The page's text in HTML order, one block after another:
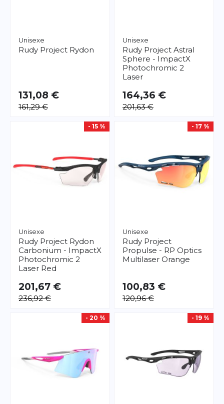
Unisexe
Rudy Project Rydon
131,08 €
161,29 €
Unisexe
Rudy Project Astral
Sphere - ImpactX
Photochromic 2
Laser
164,36 €
201,63 €
- 15 %
Unisexe
Rudy Project Rydon
Carbonium - ImpactX
Photochromic 2
Laser Red
201,67 €
236,92 €
- 17 %
Unisexe
Rudy Project
Propulse - RP Optics
Multilaser Orange
100,83 €
120,96 €
- 20 % - 19 %